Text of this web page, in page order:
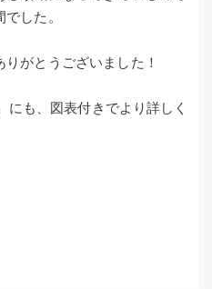
した。
がとうございました！
も、図表付きでより詳しく